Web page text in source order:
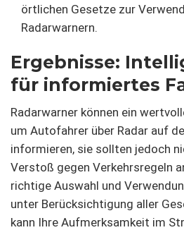
örtlichen Gesetze zur
Radarwarnern.
Ergebnisse:
für informiertes
Radarwarner können ein
um Autofahrer über Radar auf
informieren, sie sollten jedoch
Verstoß gegen Verkehrsregeln
richtige Auswahl und
unter Berücksichtigung aller
kann Ihre Aufmerksamkeit im